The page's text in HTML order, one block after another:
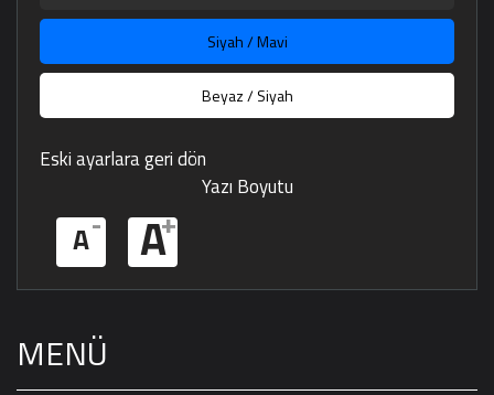
Siyah / Mavi
Beyaz / Siyah
Eski ayarlara geri dön
Yazı Boyutu
A- A+
MENÜ